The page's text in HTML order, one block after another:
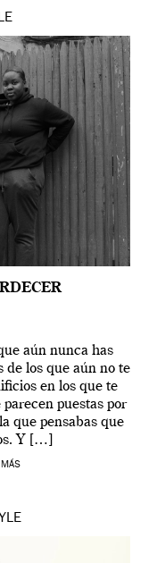
aún nunca has
de los que aún no te
en los que te
puestas por
que pensabas que
Y […]